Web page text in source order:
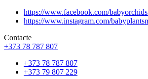
https://www.facebook.com/
https://www.instagram.com/
Contacte
+373 78 787 807
+373 78 787 807
+373 79 807 229